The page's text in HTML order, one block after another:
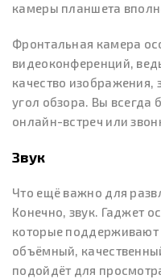
камеры планшета
Фронтальная камера
видеоконференций,
качество изображения,
угол обзора. Вы всегда
онлайн-встреч или
Звук
Что ещё важно для
Конечно, звук. Гаджет
которые поддерживают
объёмный,
подойдёт для